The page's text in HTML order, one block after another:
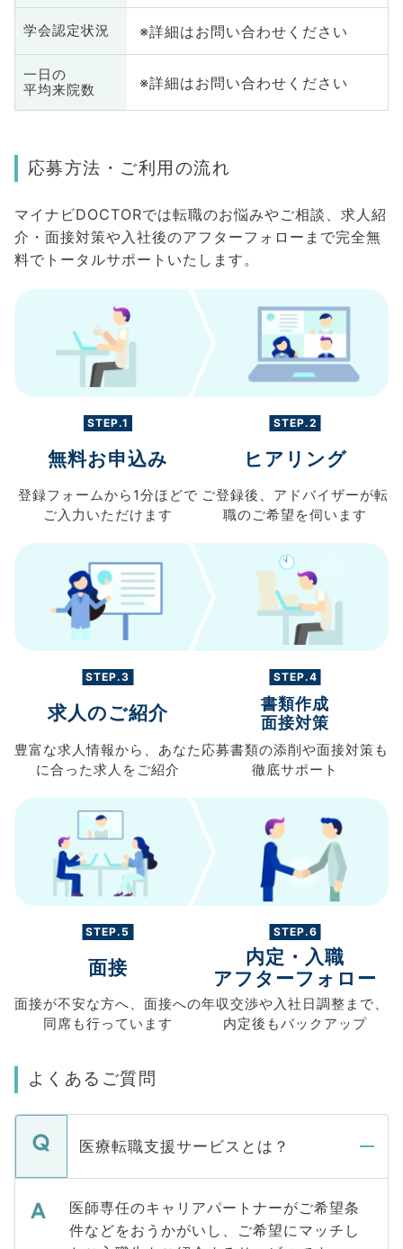
学会認定状況 ※詳細はお問い合わせください
一日の
平均来院数
※詳細はお問い合わせください
応募方法・ご利用の流れ
マイナビDOCTORでは転職のお悩みやご相談、求人紹
介・面接対策や入社後のアフターフォローまで完全無
料でトータルサポートいたします。
STEP.1
無料お申込み
登録フォームから 1分ほどで
ご入力 いただけます
STEP.2
ヒアリング
ご登録後、 アドバイザーが転
職のご希望を伺います
STEP.3
求人のご紹介
豊富な求人情報から、 あなた
に合った求人を ご紹介
STEP.4
書類作成
面接対策
応募書類の添削や面接対策も
徹底サポート
STEP.5
面接
面接が不安な方へ、 面接への
同席も行っています
STEP.6
内定・入職
アフターフォロー
年収交渉や入社日調整まで、
内定後もバックアップ
よくあるご質問
医療転職支援サービスとは？
医師専任のキャリアパートナーがご希望条
件などをおうかがいし、ご希望にマッチし